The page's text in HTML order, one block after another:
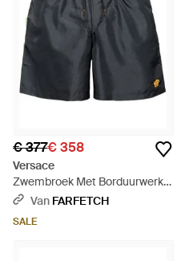
€ 377€ 358
Versace
Zwembroek Met Borduurwerk -
GrijsVan FARFETCH
SALE